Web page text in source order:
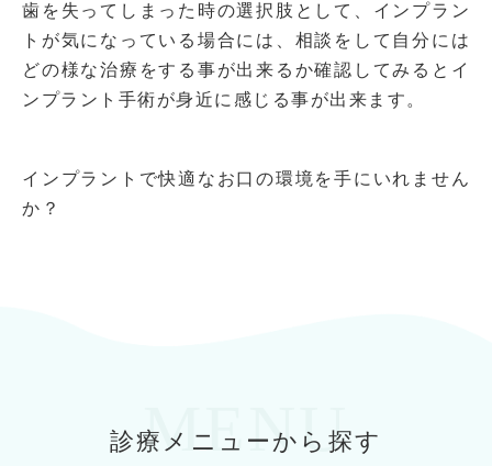
歯を失ってしまった時の選択肢として、インプラン
トが気になっている場合には、相談をして自分には
どの様な治療をする事が出来るか確認してみるとイ
ンプラント手術が身近に感じる事が出来ます。
インプラントで快適なお口の環境を手にいれません
か？
MENU
診療メニューから探す